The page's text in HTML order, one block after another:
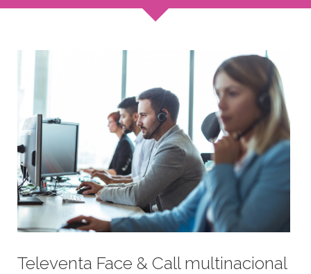
Televenta Face & Call multinacional